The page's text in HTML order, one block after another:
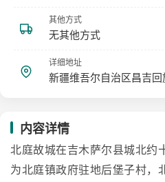
其他方式
无其他方式
详细地址
新疆维吾尔自治区昌吉回
内容详情
北庭故城在吉木萨尔县城北约
为北庭镇政府驻地后堡子村，